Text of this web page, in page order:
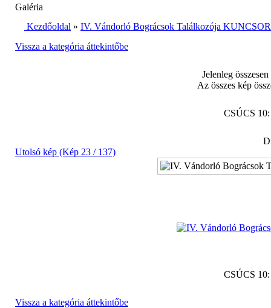
Galéria
Kezdőoldal » IV. Vándorló Bográcsok Találkozója
Vissza a kategória áttekintőbe
Jelenleg
Az összes kép
CSÚCS
Utolsó kép (Kép 23 / 137)
CSÚCS
Vissza a kategória áttekintőbe